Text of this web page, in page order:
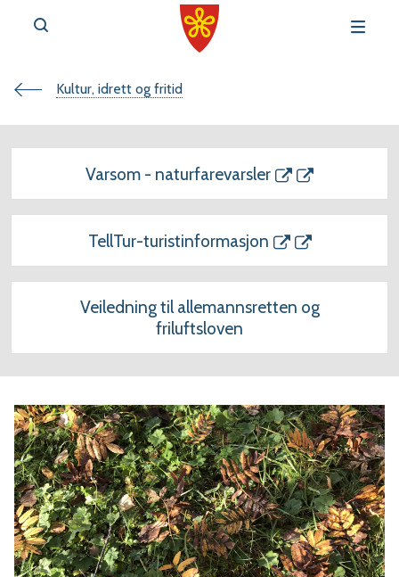
e
p
r
l
Du
er
Kultur, idrett og fritid
Varsom - naturfarevarsler
TellTur-turistinformasjon
Veiledning til allemannsretten og
friluftsloven